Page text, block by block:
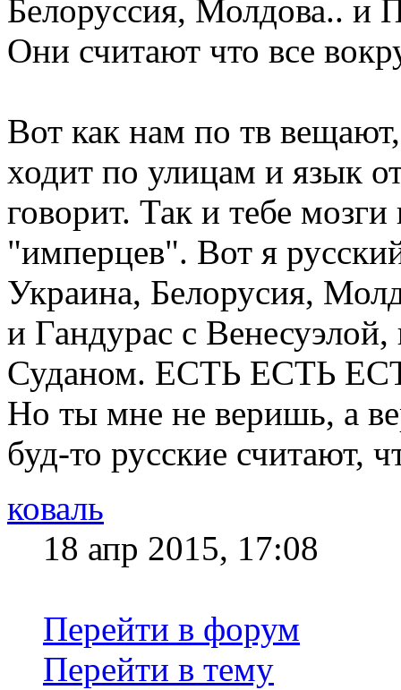
Белоруссия, Молдова.. и
Они считают что все
Вот как нам по тв
ходит по улицам и язык
говорит. Так и тебе
"имперцев". Вот я
Украина, Белорусия,
и Гандурас с
Суданом. ЕСТЬ ЕСТЬ
Но ты мне не веришь, а
буд-то русские считают,
коваль
18 апр 2015, 17:08
Перейти в форум
Перейти в тему